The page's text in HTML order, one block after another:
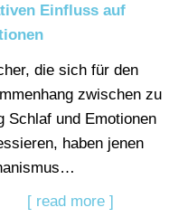
Einfluss auf
die sich für den
zwischen zu
Schlaf und Emotionen
haben jenen
[ read more ]